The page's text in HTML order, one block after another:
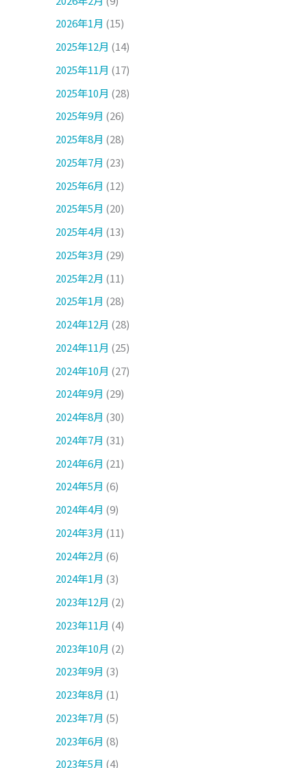
2026年1月 (15)
2025年12月 (14)
2025年11月 (17)
2025年10月 (28)
2025年9月 (26)
2025年8月 (28)
2025年7月 (23)
2025年6月 (12)
2025年5月 (20)
2025年4月 (13)
2025年3月 (29)
2025年2月 (11)
2025年1月 (28)
2024年12月 (28)
2024年11月 (25)
2024年10月 (27)
2024年9月 (29)
2024年8月 (30)
2024年7月 (31)
2024年6月 (21)
2024年5月 (6)
2024年4月 (9)
2024年3月 (11)
2024年2月 (6)
2024年1月 (3)
2023年12月 (2)
2023年11月 (4)
2023年10月 (2)
2023年9月 (3)
2023年8月 (1)
2023年7月 (5)
2023年6月 (8)
2023年5月 (4)